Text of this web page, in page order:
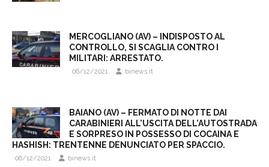
MERCOGLIANO (AV) – INDISPOSTO AL
CONTROLLO, SI SCAGLIA CONTRO I
MILITARI: ARRESTATO.
06/12/2021 binews.it
BAIANO (AV) – FERMATO DI NOTTE DAI
CARABINIERI ALL’USCITA DELL’AUTOSTRADA
E SORPRESO IN POSSESSO DI COCAINA E
HASHISH: TRENTENNE DENUNCIATO PER SPACCIO.
06/12/2021 binews.it